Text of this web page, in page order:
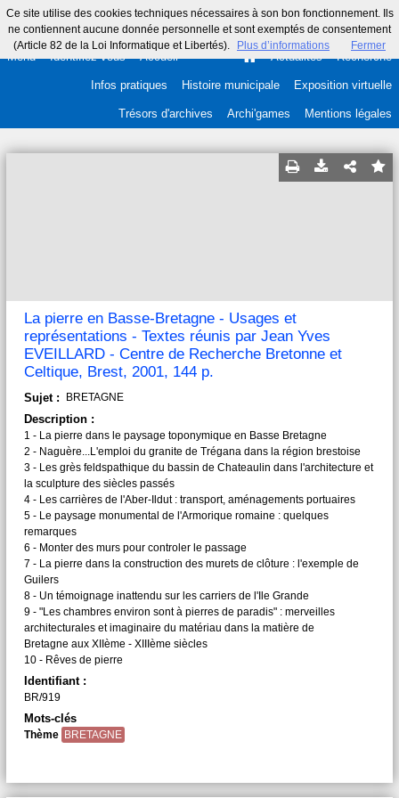
Ce site utilise des cookies techniques nécessaires à son bon fonctionnement. Ils
ne contiennent aucune donnée personnelle et sont exemptés de consentement
(Article 82 de la Loi Informatique et Libertés).
Plus d’informations Fermer
Menu Identifiez-vous Accueil Actualités Recherche
Infos pratiques Histoire municipale Exposition virtuelle
Trésors d'archives Archi'games Mentions légales
La pierre en Basse-Bretagne - Usages et
représentations - Textes réunis par Jean Yves
EVEILLARD - Centre de Recherche Bretonne et
Celtique, Brest, 2001, 144 p.
Sujet : BRETAGNE
Description :
1 - La pierre dans le paysage toponymique en Basse Bretagne
2 - Naguère...L'emploi du granite de Trégana dans la région brestoise
3 - Les grès feldspathique du bassin de Chateaulin dans l'architecture et
la sculpture des siècles passés
4 - Les carrières de l'Aber-Ildut : transport, aménagements portuaires
5 - Le paysage monumental de l'Armorique romaine : quelques
remarques
6 - Monter des murs pour controler le passage
7 - La pierre dans la construction des murets de clôture : l'exemple de
Guilers
8 - Un témoignage inattendu sur les carriers de l'Ile Grande
9 - "Les chambres environ sont à pierres de paradis" : merveilles
architecturales et imaginaire du matériau dans la matière de
Bretagne aux XIIème - XIIIème siècles
10 - Rêves de pierre
Identifiant :
BR/919
Mots-clés
Thème BRETAGNE